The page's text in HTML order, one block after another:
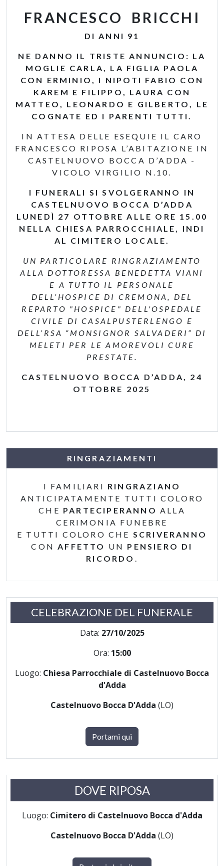
FRANCESCO BRICCHI
DI ANNI 91
NE DANNO IL TRISTE ANNUNCIO: LA
MOGLIE CARLA, LA FIGLIA PAOLA
CON ERMINIO, I NIPOTI FABIO CON
KAREM E FILIPPO, LAURA CON
MATTEO, LEONARDO E GILBERTO, LE
COGNATE ED I PARENTI TUTTI.
IN ATTESA DELLE ESEQUIE IL CARO
FRANCESCO RIPOSA L’ABITAZIONE IN
CASTELNUOVO BOCCA D’ADDA -
VICOLO VIRGILIO N.10.
I FUNERALI SI SVOLGERANNO IN
CASTELNUOVO BOCCA D’ADDA
LUNEDÌ 27 OTTOBRE ALLE ORE 15.00
NELLA CHIESA PARROCCHIALE, INDI
AL CIMITERO LOCALE.
UN PARTICOLARE RINGRAZIAMENTO
ALLA DOTTORESSA BENEDETTA VIANI
E A TUTTO IL PERSONALE
DELL’HOSPICE DI CREMONA, DEL
REPARTO "HOSPICE" DELL'OSPEDALE
CIVILE DI CASALPUSTERLENGO E
DELL’RSA “MONSIGNOR SALVADERI” DI
MELETI PER LE AMOREVOLI CURE
PRESTATE.
CASTELNUOVO BOCCA D’ADDA, 24
OTTOBRE 2025
RINGRAZIAMENTI
I FAMILIARI RINGRAZIANO
ANTICIPATAMENTE TUTTI COLORO
CHE PARTECIPERANNO ALLA
CERIMONIA FUNEBRE
E TUTTI COLORO CHE SCRIVERANNO
CONAFFETTO UN PENSIERO DI
RICORDO .
CELEBRAZIONE DEL FUNERALE
Data: 27/10/2025
Ora: 15:00
Luogo: Chiesa Parrocchiale di Castelnuovo Bocca
d'Adda
Castelnuovo Bocca D'Adda (LO)
Portami qui
DOVE RIPOSA
Luogo: Cimitero di Castelnuovo Bocca d'Adda
Castelnuovo Bocca D'Adda (LO)